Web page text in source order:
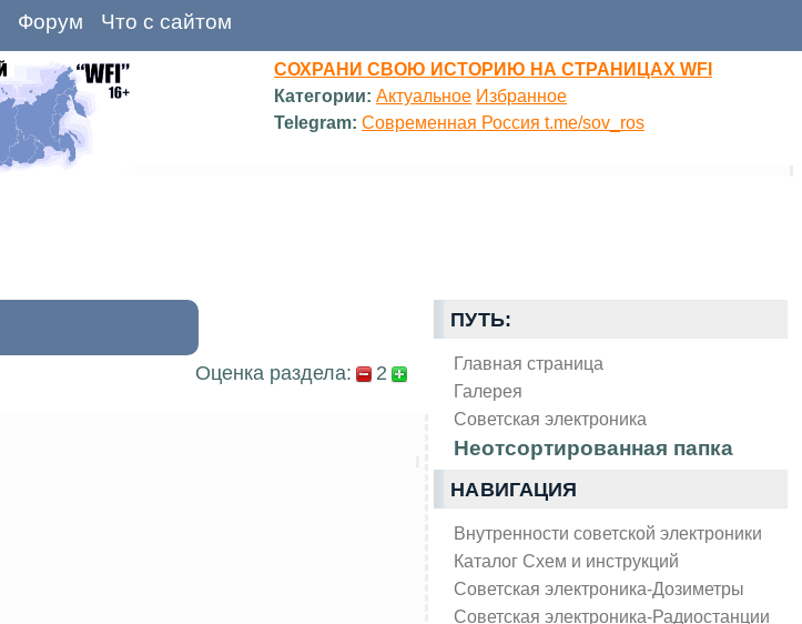
Форум Что с сайтом
СОХРАНИ СВОЮ ИСТОРИЮ НА СТРАНИЦАХ WFI
Категории: Актуальное Избранное
Telegram: Современная Россия t.me/sov_ros
ПУТЬ:
Главная страница
Галерея
Советская электроника
Неотсортированная папка
НАВИГАЦИЯ
Внутренности советской электроники
Каталог Схем и инструкций
Советская электроника-Дозиметры
Советская электроника-Радиостанции
Оценка раздела: 2